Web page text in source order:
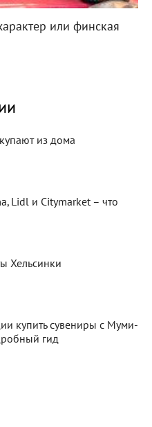
или финская
из дома
Lidl и Citymarket – что
Хельсинки
купить сувениры с Муми-
гид